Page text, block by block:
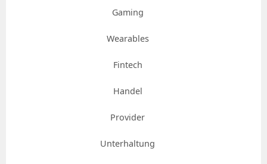
Gaming
Wearables
Fintech
Handel
Provider
Unterhaltung